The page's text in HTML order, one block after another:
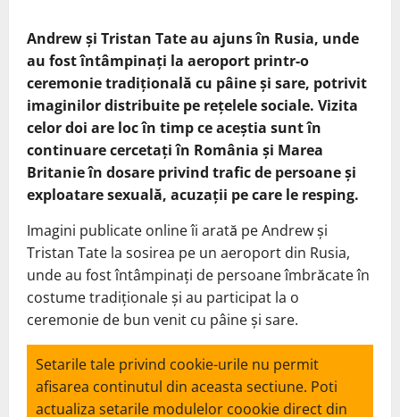
Andrew și Tristan Tate au ajuns în Rusia, unde
au fost întâmpinați la aeroport printr-o
ceremonie tradițională cu pâine și sare, potrivit
imaginilor distribuite pe rețelele sociale. Vizita
celor doi are loc în timp ce aceștia sunt în
continuare cercetați în România și Marea
Britanie în dosare privind trafic de persoane și
exploatare sexuală, acuzații pe care le resping.
Imagini publicate online îi arată pe Andrew și
Tristan Tate la sosirea pe un aeroport din Rusia,
unde au fost întâmpinați de persoane îmbrăcate în
costume tradiționale și au participat la o
ceremonie de bun venit cu pâine și sare.
Setarile tale privind cookie-urile nu permit
afisarea continutul din aceasta sectiune. Poti
actualiza setarile modulelor coookie direct din